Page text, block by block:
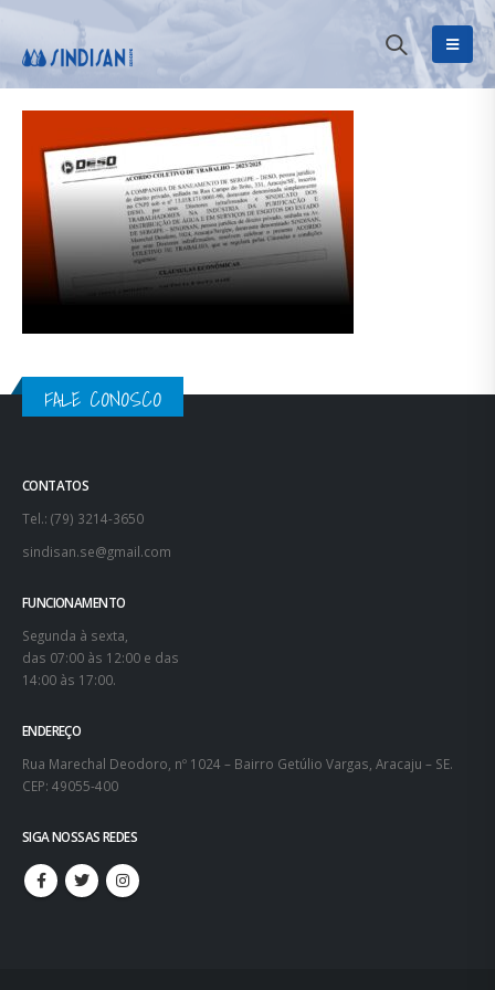
FALE CONOSCO
CONTATOS
Tel.: (79) 3214-3650
sindisan.se@gmail.com
FUNCIONAMENTO
Segunda à sexta,
das 07:00 às 12:00 e das
14:00 às 17:00.
ENDEREÇO
Rua Marechal Deodoro, nº 1024 – Bairro Getúlio Vargas, Aracaju – SE.
CEP: 49055-400
SIGA NOSSAS REDES